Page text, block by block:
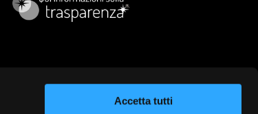
Accetta tutti